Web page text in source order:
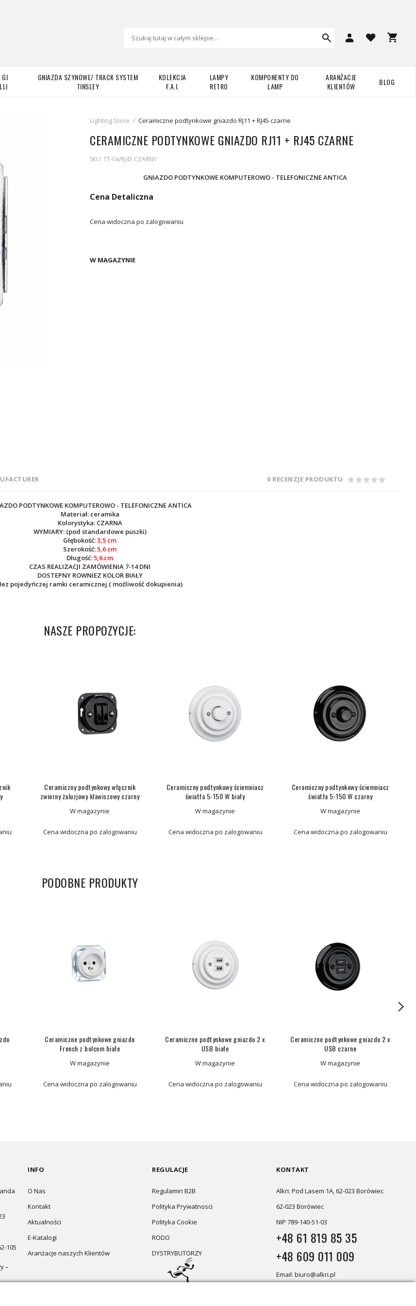
GI
GNIAZDA SZYNOWE/ TRACK SYSTEM
TINSLEY
KOLEKCJA
F.A.I.
LAMPY
RETRO
KOMPONENTY DO
LAMP
ARANŻACJE
KLIENTÓW
BLOG
Lighting Store / Ceramiczne podtynkowe gniazdo RJ11 + RJ45 czarne
CERAMICZNE PODTYNKOWE GNIAZDO RJ11 + RJ45 CZARNE
SKU: TT-04/RJ45 CZARNY
GNIAZDO PODTYNKOWE KOMPUTEROWO - TELEFONICZNE ANTICA
Cena Detaliczna
Cena widoczna po zalogowaniu
W MAGAZYNIE
0 RECENZJE PRODUKTU
PODTYNKOWE KOMPUTEROWO - TELEFONICZNE ANTICA
Materiał: ceramika
Kolorystyka: CZARNA
WYMIARY: (pod standardowe puszki)
Głębokość:3,5 cm
Szerokość:5,6 cm
Długość:5,6 cm
CZAS REALIZACJI ZAMÓWIENIA 7-14 DNI
DOSTEPNY ROWNIEZ KOLOR BIAŁY
pojedyńczej ramki ceramicznej ( możliwość dokupienia)
NASZE PROPOZYCJE:
Ceramiczny podtynkowy włącznik
zwierny żaluzjowy klawiszowy czarny
W magazynie
Cena widoczna po zalogowaniu
Ceramiczny podtynkowy ściemniacz
światła 5-150 W biały
W magazynie
Cena widoczna po zalogowaniu
Ceramiczny podtynkowy ściemniacz
światła 5-150 W czarny
W magazynie
Cena widoczna po zalogowaniu
PODOBNE PRODUKTY
Ceramiczne podtynkowe gniazdo
French z bolcem białe
W magazynie
Cena widoczna po zalogowaniu
Ceramiczne podtynkowe gniazdo 2 x
USB białe
W magazynie
Cena widoczna po zalogowaniu
Ceramiczne podtynkowe gniazdo 2 x
USB czarne
W magazynie
Cena widoczna po zalogowaniu
105
–
INFO
O Nas
Kontakt
Aktualności
E-Katalogi
Aranżacje naszych Klientów
REGULACJE
Regulamin B2B
Polityka Prywatnosci
Polityka Cookie
RODO
DYSTRYBUTORZY
KONTAKT
Alkri: Pod Lasem 1A, 62-023 Borówiec
62-023 Borówiec
NIP 789-140-51-03
+48 61 819 85 35
+48 609 011 009
Email: biuro@alkri.pl